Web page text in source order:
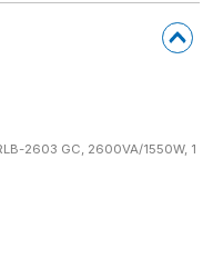
2603 GC, 2600VA/1550W, 1